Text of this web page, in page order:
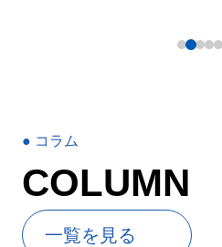
● コラム
COLUMN
⼀覧を⾒る